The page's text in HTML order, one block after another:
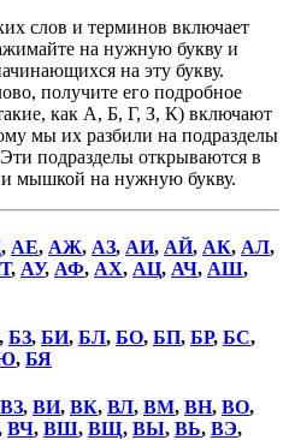
слов и терминов включает
на нужную букву и
на эту букву.
получите его подробное
как А, Б, Г, З, К) включают
мы их разбили на подразделы
подразделы открываются в
мышкой на нужную букву.
, АЕ, АЖ, АЗ, АИ, АЙ, АК, АЛ,
, АУ, АФ, АХ, АЦ, АЧ, АШ,
, БЗ, БИ, БЛ, БО, БП, БР, БС,
, БЯ
ВЗ, ВИ, ВК, ВЛ, ВМ, ВН, ВО,
ВЧ, ВШ, ВЩ, ВЫ, ВЬ, ВЭ,